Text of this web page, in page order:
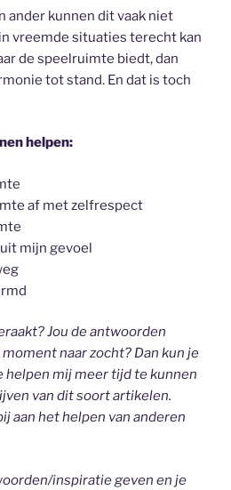
ander kunnen dit vaak niet
vreemde situaties terecht kan
de speelruimte biedt, dan
tot stand. En dat is toch
helpen:
af met zelfrespect
mijn gevoel
Jou de antwoorden
naar zocht? Dan kun je
helpen mij meer tijd te kunnen
van dit soort artikelen.
aan het helpen van anderen
inspiratie geven en je